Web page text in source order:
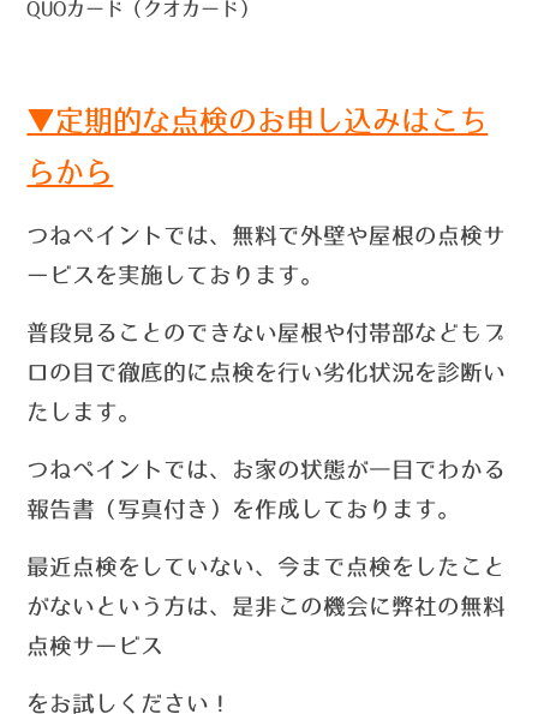
▼定期的な点検のお申し込みはこち
らから
つねペイントでは、無料で外壁や屋根の点検サ
ービスを実施しております。
普段見ることのできない屋根や付帯部などもプ
ロの目で徹底的に点検を行い劣化状況を診断い
たします。
つねペイントでは、お家の状態が一目でわかる
報告書（写真付き）を作成しております。
最近点検をしていない、今まで点検をしたこと
がないという方は、 是非この機会に弊社の無料
点検サービス
を お試しください！